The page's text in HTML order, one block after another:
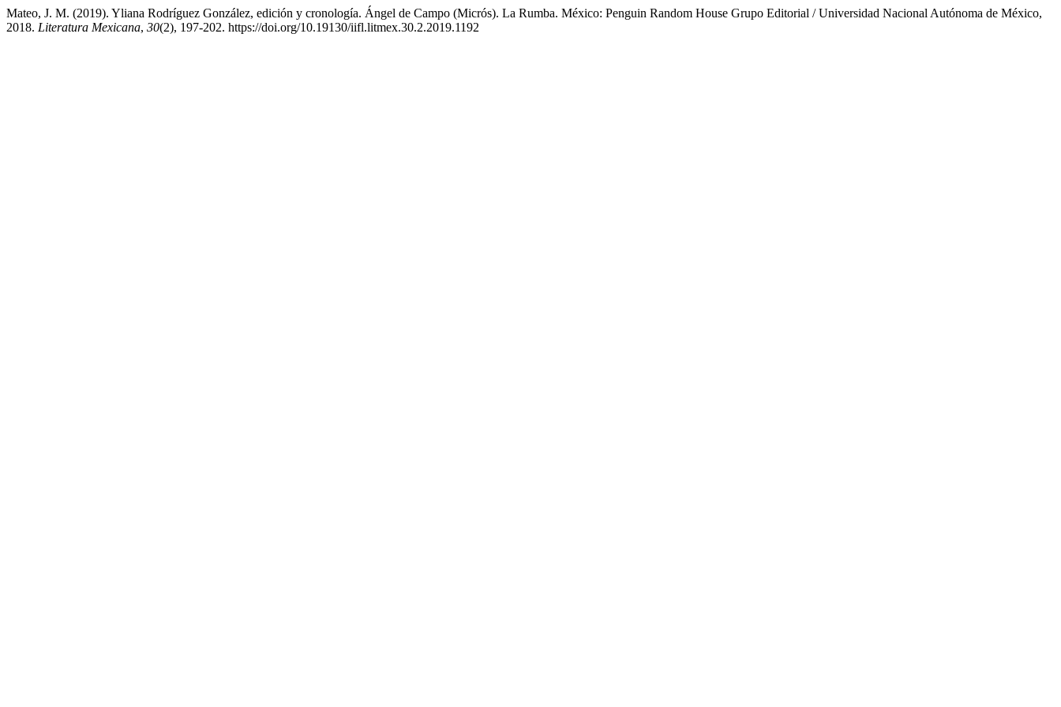
Mateo, J. M. (2019). Yliana Rodríguez González, edición y cronología. Ángel de Campo (Micrós). La Rumba. México: Penguin Random House Grupo Editorial / Universidad Nacional Autónoma de México,
2018. Literatura Mexicana, 30(2), 197-202. https://doi.org/10.19130/iifl.litmex.30.2.2019.1192